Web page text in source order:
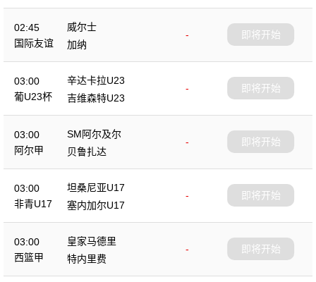
02:45
国际友谊
威尔士
-
加纳
即将开始
03:00
葡U23杯
辛达卡拉U23
-
吉维森特U23
即将开始
03:00
阿尔甲
SM阿尔及尔
-
贝鲁扎达
即将开始
03:00
非青U17
坦桑尼亚U17
-
塞内加尔U17
即将开始
03:00
西篮甲
皇家马德里
-
特内里费
即将开始